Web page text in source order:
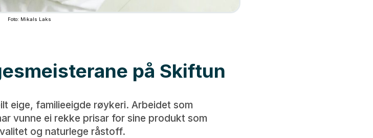
Foto: Mikals Laks
på Skiftun
eige, familieeigde røykeri. Arbeidet som
vunne ei rekke prisar for sine produkt som
og naturlege råstoff.